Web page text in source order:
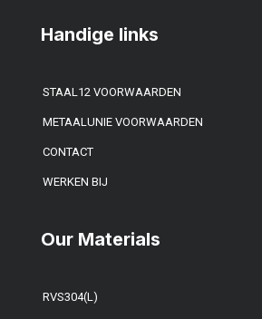
Handige links
STAAL12 VOORWAARDEN
METAALUNIE VOORWAARDEN
CONTACT
WERKEN BIJ
Our Materials
RVS304(L)